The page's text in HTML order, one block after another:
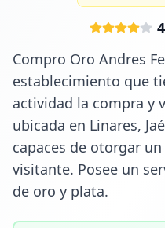
Compro Oro Andres
establecimiento que
actividad la compra y
ubicada en Linares,
capaces de otorgar
visitante. Posee un
de oro y plata.